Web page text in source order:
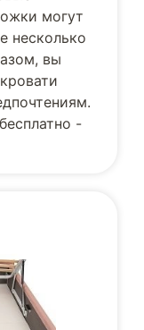
могут
несколько
вы
-